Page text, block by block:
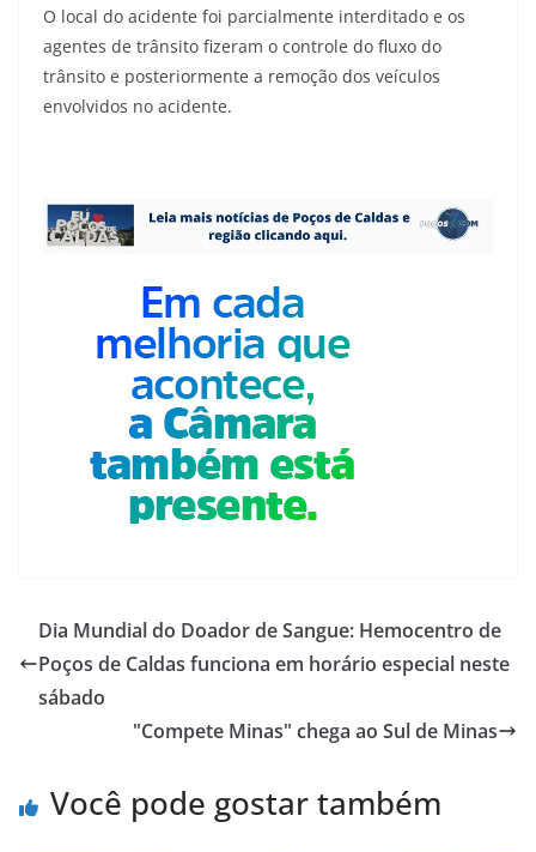
O local do acidente foi parcialmente interditado e os
agentes de trânsito fizeram o controle do fluxo do
trânsito e posteriormente a remoção dos veículos
envolvidos no acidente.
Dia Mundial do Doador de Sangue: Hemocentro de
Poços de Caldas funciona em horário especial neste
sábado
"Compete Minas" chega ao Sul de Minas
Você pode gostar também